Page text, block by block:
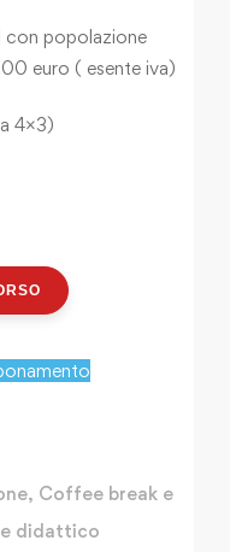
con popolazione
euro ( esente iva)
4×3)
, Coffee break e
didattico